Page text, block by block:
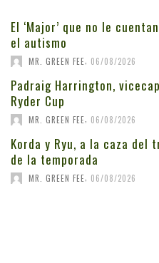
El ‘Major’ que no le
el autismo
MR. GREEN FEE, 06/08/2026
Padraig Harrington,
Ryder Cup
MR. GREEN FEE 06/08/2026
Korda y Ryu, a la caza del
de la temporada
MR. GREEN FEE 06/08/2026